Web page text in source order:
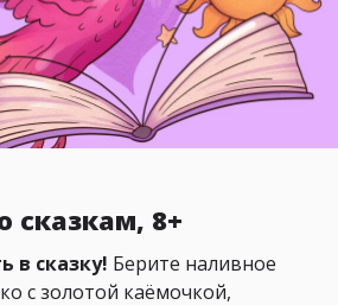
сказкам, 8+
в сказку! Берите наливное
с золотой каёмочкой,